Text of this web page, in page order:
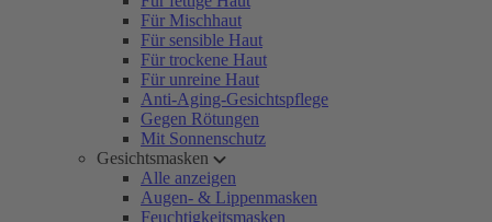
Für Mischhaut
Für sensible Haut
Für trockene Haut
Für unreine Haut
Anti-Aging-Gesichtspflege
Gegen Rötungen
Mit Sonnenschutz
Gesichtsmasken
Alle anzeigen
Augen- & Lippenmasken
Feuchtigkeitsmasken